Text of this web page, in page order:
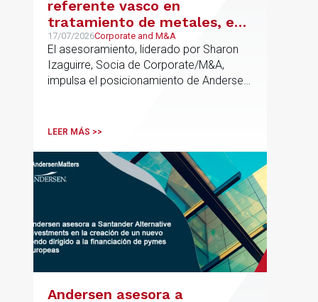
referente vasco en
tratamiento de metales, en
su venta a Mirai Investments
17/07/2026Corporate and M&A
El asesoramiento, liderado por Sharon
Izaguirre, Socia de Corporate/M&A,
impulsa el posicionamiento de Andersen
procesos estratégicos de M&A
LEER MÁS >>
Andersen asesora a